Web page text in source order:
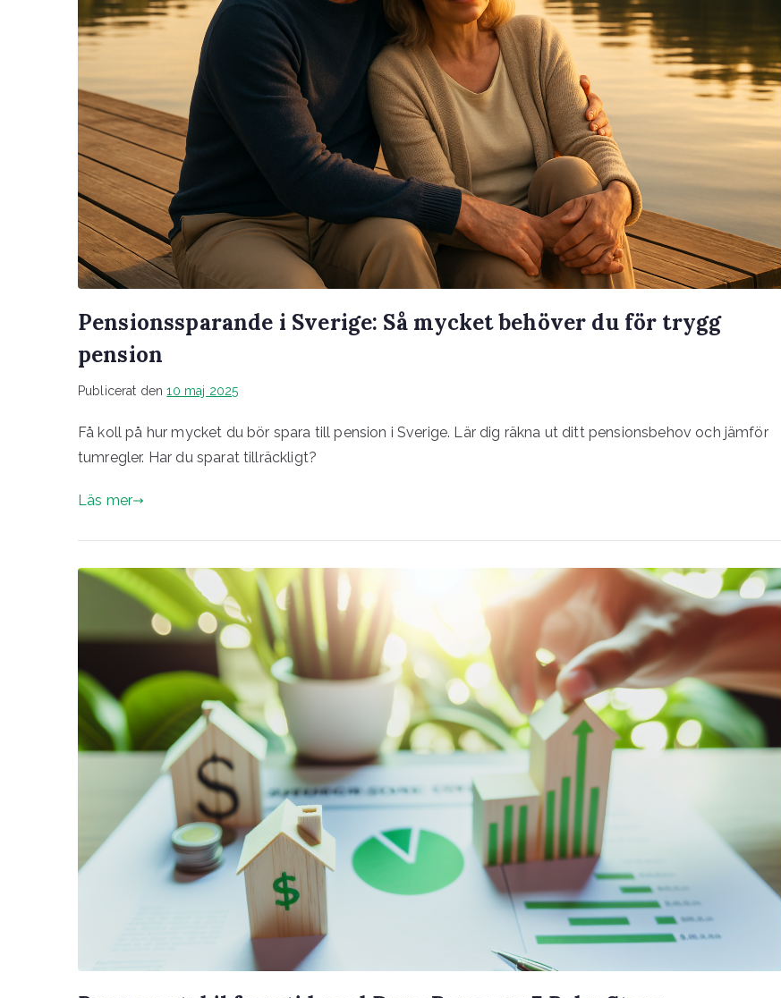
Pensionssparande i Sverige: Så mycket behöver du för trygg
pension
Publicerat den10 maj 2025
Få koll på hur mycket du bör spara till pension i Sverige. Lär dig räkna ut ditt pensionsbehov och jämför
tumregler. Har du sparat tillräckligt?
Läs mer